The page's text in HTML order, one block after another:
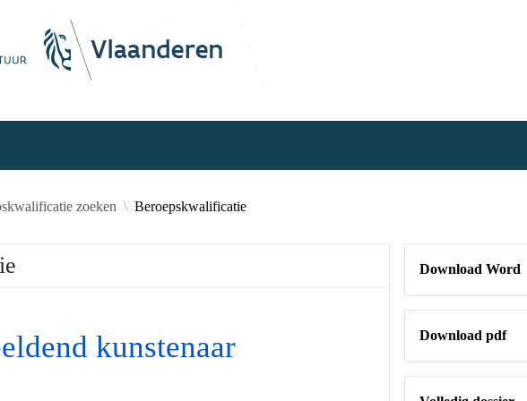
zoeken Beroepskwalificatie
kunstenaar
Download Word
Download pdf